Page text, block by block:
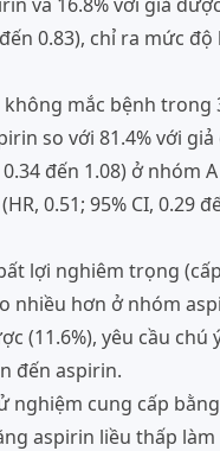
0.83), chỉ ra mức độ
mắc bệnh trong
so với 81.4% với giả
0.34 đến 1.08) ở nhóm
0.51; 95% CI, 0.29
lợi nghiêm trọng
nhiều hơn ở nhóm
(11.6%), yêu cầu chú
đến aspirin.
nghiệm cung cấp
aspirin liều thấp